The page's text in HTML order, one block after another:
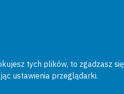
tych plików, to zgadzasz się
ustawienia przeglądarki.